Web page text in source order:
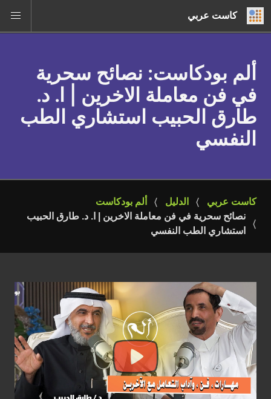
كاست عربي
ألم بودكاست: نصائح سحرية
في فن معاملة الاخرين | ا. د.
طارق الحبيب استشاري الطب
النفسي
كاست عربي الدليل
ألم بودكاست
نصائح سحرية في فن معاملة الاخرين | ا. د. طارق الحبيب
استشاري الطب النفسي